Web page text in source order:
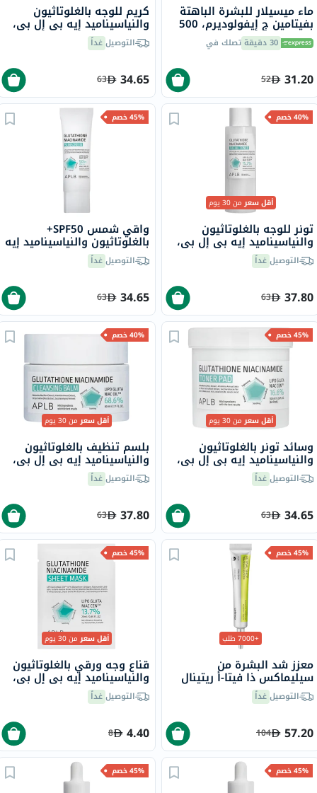
ماء ميسيلار للبشرة الباهتة
بفيتامين ج إيفولوديرم، 500
مل 30 دقيقة تصلك في
31.20
52
كريم للوجه بالغلوتاثيون
والنياسيناميد إيه بي إل بي،
55 ملالتوصيلغداً
34.65
63
40% خصم
أقل سعرمن 30 يوم
تونر للوجه بالغلوتاثيون
والنياسيناميد إيه بي إل بي،
160 ملالتوصيلغداً
37.80
63
45% خصم
واقي شمس SPF50+
بالغلوتاثيون والنياسيناميد إيه
بي إل بي، 40 مل
التوصيلغداً
34.65
63
45% خصم
أقل سعرمن 30 يوم
وسائد تونر بالغلوتاثيون
والنياسيناميد إيه بي إل بي،
60 قطعةالتوصيلغداً
34.65
63
40% خصم
أقل سعرمن 30 يوم
بلسم تنظيف بالغلوتاثيون
والنياسيناميد إيه بي إل بي،
80 ملالتوصيلغداً
37.80
63
45% خصم
+7000 طلب
معزز شد البشرة من
سيليماكس ذا فيتا-أ ريتينال
شوت، 15 مل
التوصيلغداً
57.20
104
45% خصم
أقل سعرمن 30 يوم
قناع وجه ورقي بالغلوتاثيون
والنياسيناميد إيه بي إل بي،
25 مل، 4 قطعالتوصيلغداً
4.40
8
45% خصم 45% خصم